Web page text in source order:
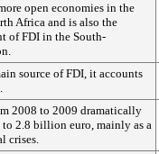
open economies in the
Africa and is also the
of FDI in the South-
source of FDI, it accounts
2008 to 2009 dramatically
to 2.8 billion euro, mainly as a
crises.